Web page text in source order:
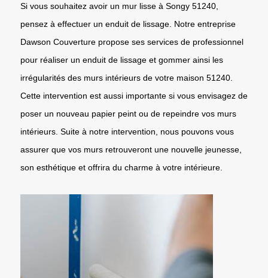
Si vous souhaitez avoir un mur lisse à Songy 51240,
pensez à effectuer un enduit de lissage. Notre entreprise
Dawson Couverture propose ses services de professionnel
pour réaliser un enduit de lissage et gommer ainsi les
irrégularités des murs intérieurs de votre maison 51240.
Cette intervention est aussi importante si vous envisagez de
poser un nouveau papier peint ou de repeindre vos murs
intérieurs. Suite à notre intervention, nous pouvons vous
assurer que vos murs retrouveront une nouvelle jeunesse,
son esthétique et offrira du charme à votre intérieure.